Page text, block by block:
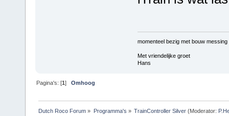
momenteel bezig met bouw
Met vriendelijke groet
Hans
Pagina's: [1]Omhoog
Dutch Roco Forum » Programma's » TrainController Silver(Moderator: